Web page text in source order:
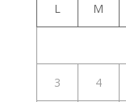
L M
3 4